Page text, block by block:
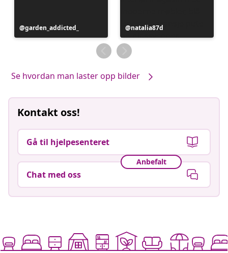
Innlegg
publisert
garden_addicted_
Innlegg
publisert
av
natalia87d
Se hvordan man laster opp bilder
Kontakt oss!
Gå til hjelpesenteret
Anbefalt
Chat med oss